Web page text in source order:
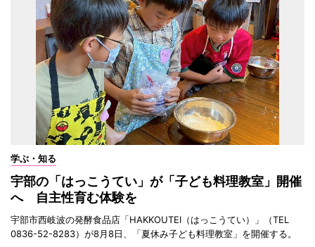
学ぶ・知る
宇部の「はっこうてい」が「子ども料理教室」開催
へ 自主性育む体験を
宇部市西岐波の発酵食品店「HAKKOUTEI（はっこうてい）」（TEL
0836-52-8283）が8月8日、「夏休み子ども料理教室」を開催する。